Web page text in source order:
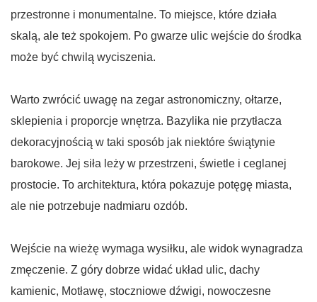
przestronne i monumentalne. To miejsce, które działa
skalą, ale też spokojem. Po gwarze ulic wejście do środka
może być chwilą wyciszenia.
Warto zwrócić uwagę na zegar astronomiczny, ołtarze,
sklepienia i proporcje wnętrza. Bazylika nie przytłacza
dekoracyjnością w taki sposób jak niektóre świątynie
barokowe. Jej siła leży w przestrzeni, świetle i ceglanej
prostocie. To architektura, która pokazuje potęgę miasta,
ale nie potrzebuje nadmiaru ozdób.
Wejście na wieżę wymaga wysiłku, ale widok wynagradza
zmęczenie. Z góry dobrze widać układ ulic, dachy
kamienic, Motławę, stoczniowe dźwigi, nowoczesne